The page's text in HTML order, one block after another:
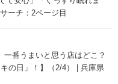
ーチ：2ページ目
番うまいと思う店はどこ？
の日」！】（2/4） | 兵庫県